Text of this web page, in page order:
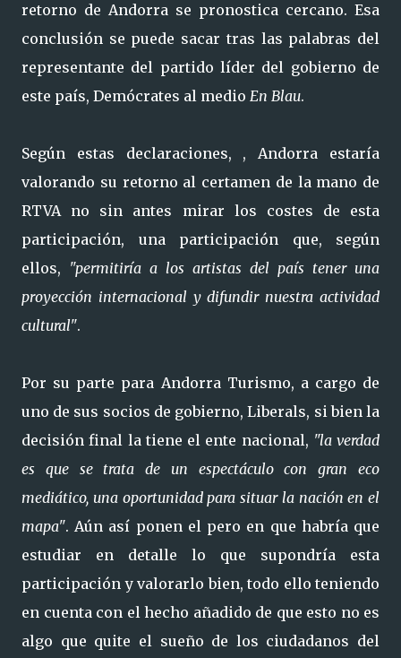
retorno de Andorra se pronostica cercano. Esa
conclusión se puede sacar tras las palabras del
representante del partido líder del gobierno de
este país, Demócrates al medio En Blau.
Según estas declaraciones, , Andorra estaría
valorando su retorno al certamen de la mano de
RTVA no sin antes mirar los costes de esta
participación, una participación que, según
ellos, "permitiría a los artistas del país tener una
proyección internacional y difundir nuestra actividad
cultural".
Por su parte para Andorra Turismo, a cargo de
uno de sus socios de gobierno, Liberals, si bien la
decisión final la tiene el ente nacional, "la verdad
es que se trata de un espectáculo con gran eco
mediático, una oportunidad para situar la nación en el
mapa". Aún así ponen el pero en que habría que
estudiar en detalle lo que supondría esta
participación y valorarlo bien, todo ello teniendo
en cuenta con el hecho añadido de que esto no es
algo que quite el sueño de los ciudadanos del